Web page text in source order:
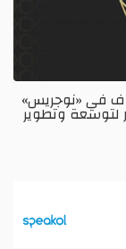
في «نوجريس»
177 مليون دولار لتوسعة وتطوير